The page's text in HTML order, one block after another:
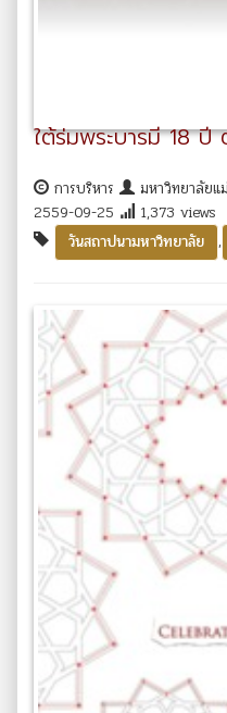
ใต้ร่มพระบารมี 18
การบริหาร
มหาวิทยาลัยแ
2559-09-25
1,373 views
วันสถาปนามหาวิทยาลัย
,